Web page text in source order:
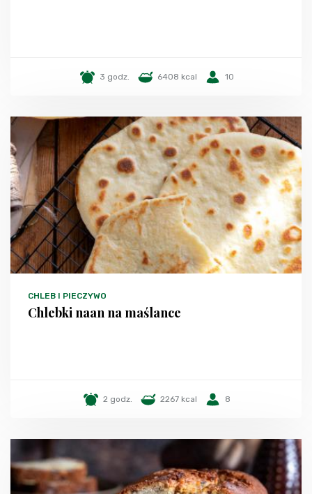
3 godz. 6408 kcal 10
CHLEB I PIECZYWO
Chlebki naan na maślance
2 godz. 2267 kcal 8